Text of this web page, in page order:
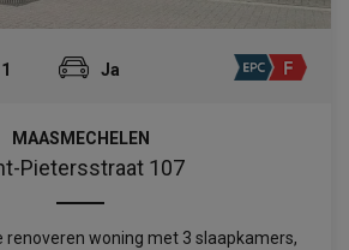
1 Ja
MAASMECHELEN
Pietersstraat 107
renoveren woning met 3 slaapkamers,